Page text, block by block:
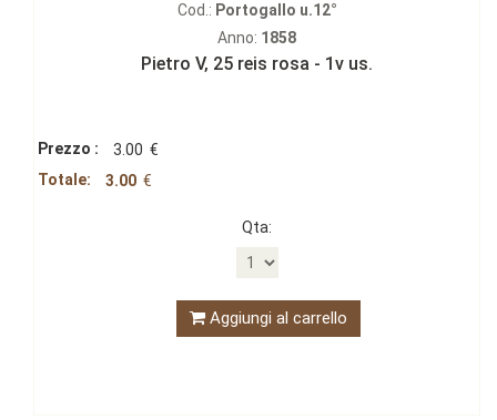
Cod.: Portogallo u.12°
Anno: 1858
Pietro V‚ 25 reis rosa - 1v us.
Prezzo : 3.00 €
Totale:
3.00 €
Qta:
Aggiungi al carrello